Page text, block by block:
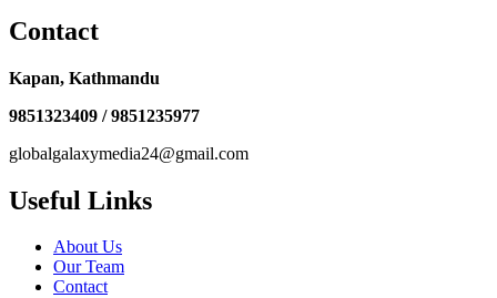
Contact
Kapan, Kathmandu
9851323409 / 9851235977
globalgalaxymedia24@gmail.com
Useful Links
About Us
Our Team
Contact